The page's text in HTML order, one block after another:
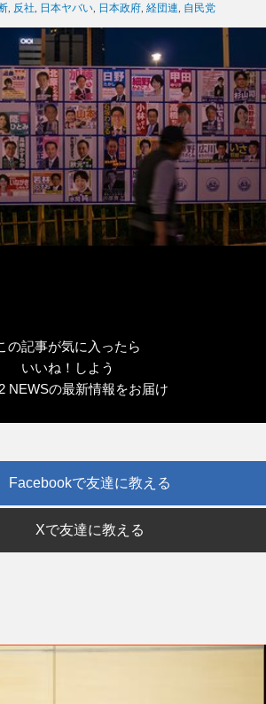
反社 日本ヤバい 日本政府 経団連 自民党
の記事が気に入ったら
いいね！しよう
NEWSの最新情報をお届け
Facebookで友達に教える
Xで友達に教える